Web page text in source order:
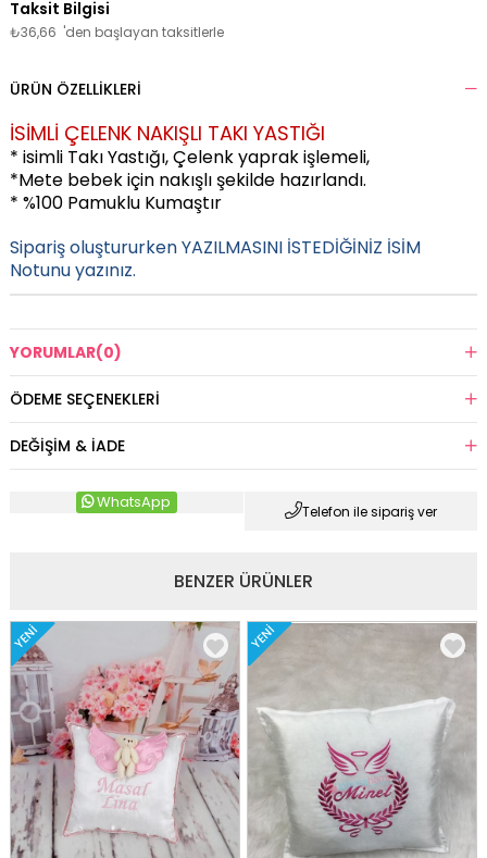
₺36,66 'den başlayan taksitlerle
ÜRÜN ÖZELLIKLERI
İSİMLİ ÇELENK NAKIŞLI TAKI YASTIĞI
* isimli Takı Yastığı, Çelenk yaprak işlemeli,
*Mete bebek için nakışlı şekilde hazırlandı.
* %100 Pamuklu Kumaştır
Sipariş oluştururken YAZILMASINI İSTEDİĞİNİZ İSİM
Notunu yazınız.
YORUMLAR(0)
ÖDEME SEÇENEKLERI
DEĞIŞIM & İADE
Telefon ile sipariş ver
WhatsApp
BENZER ÜRÜNLER
YENI YENI